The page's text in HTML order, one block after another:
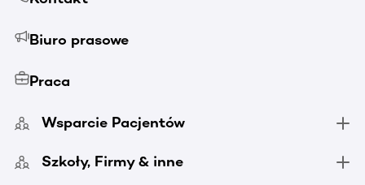
Biuro prasowe
Praca
Wsparcie Pacjentów
Szkoły, Firmy & inne